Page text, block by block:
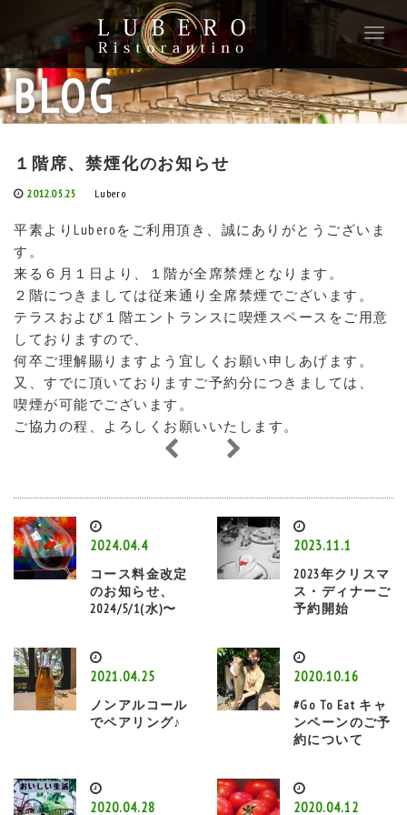
T
o
g
g
l
g
n
BLOG
１階席、禁煙化のお知らせ
2012.05.25 Lubero
平素よりLuberoをご利用頂き、誠にありがとうございま
す。
来る６月１日より、１階が全席禁煙となります。
２階につきましては従来通り全席禁煙でございます。
テラスおよび１階エントランスに喫煙スペースをご用意
しておりますので、
何卒ご理解賜りますよう宜しくお願い申しあげます。
又、すでに頂いておりますご予約分につきましては、
喫煙が可能でございます。
ご協力の程、よろしくお願いいたします。
2024.04.4
コース料金改定
のお知らせ、
2024/5/1(水)〜
2023.11.1
2023年クリスマ
ス・ディナーご
予約開始
2021.04.25
ノンアルコール
でペアリング♪
2020.10.16
#Go To Eat キャ
ンペーンのご予
約について
2020.04.28 2020.04.12